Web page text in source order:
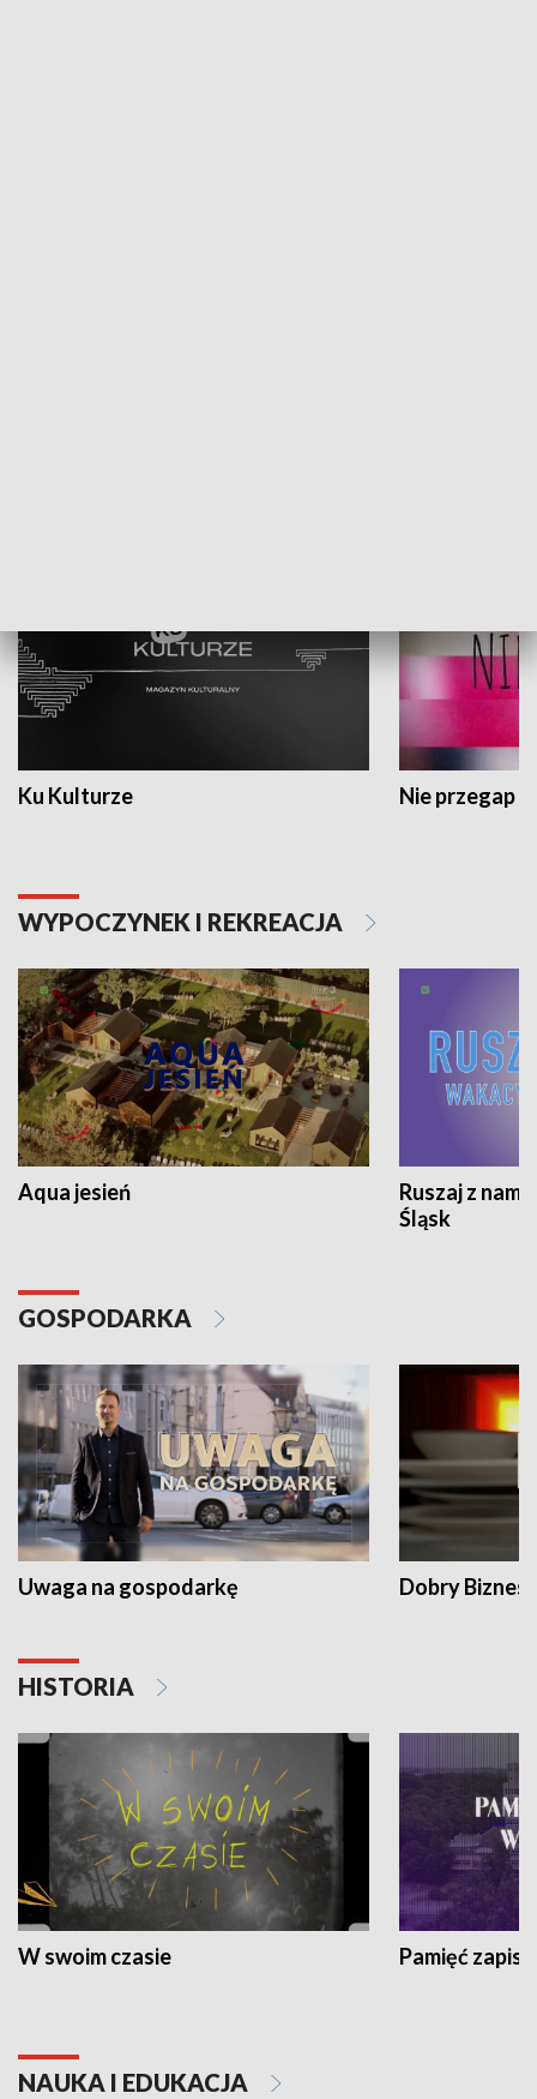
Ku Kulturze Nie przegap
WYPOCZYNEK I REKREACJA
Aqua jesień
Ruszaj z
Śląsk
GOSPODARKA
Uwaga na gospodarkę Dobry Biznes
HISTORIA
W swoim czasie Pamięć
NAUKA I EDUKACJA